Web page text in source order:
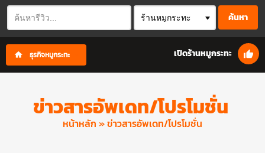
ค้นหา
ธุรกิจหมูกระทะ เปิดร้านหมูกระทะ
ข่าวสารอัพเดท/โปรโมชั่น
หน้าหลัก » ข่าวสารอัพเดท/โปรโมชั่น